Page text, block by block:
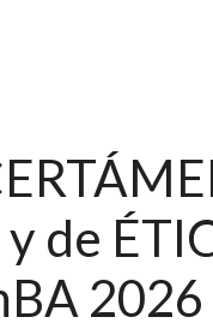
de
2026